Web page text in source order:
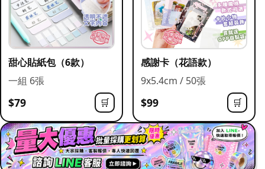
甜心貼紙包（6款）
一組 6張
$79 🛒
感謝卡（花語款）
9x5.4cm / 50張
$99 🛒